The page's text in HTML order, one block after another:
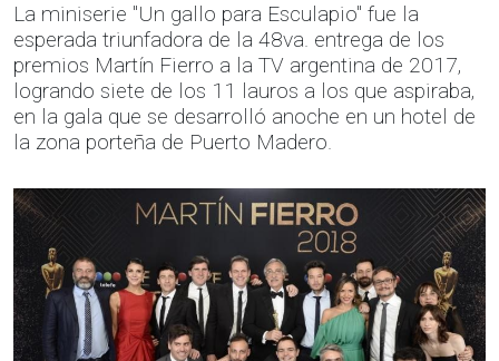
La miniserie "Un gallo para Esculapio" fue la
esperada triunfadora de la 48va. entrega de los
premios Martín Fierro a la TV argentina de 2017,
logrando siete de los 11 lauros a los que aspiraba,
en la gala que se desarrolló anoche en un hotel de
la zona porteña de Puerto Madero.